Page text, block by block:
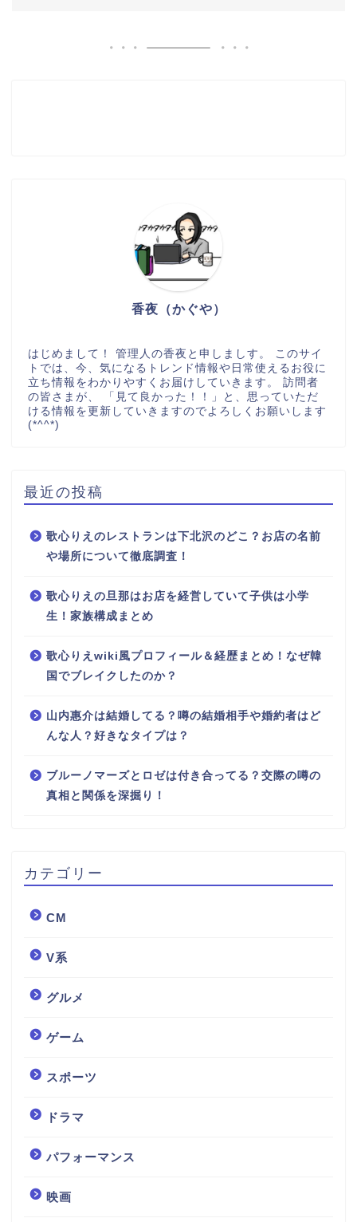
香夜（かぐや）
はじめまして！ 管理人の香夜と申しましす。 このサイ
トでは、今、気になるトレンド情報や日常使えるお役に
立ち情報をわかりやすくお届けしていきます。 訪問者
の皆さまが、 「見て良かった！！」と、思っていただ
ける情報を更新していきますのでよろしくお願いします
(*^^*)
最近の投稿
歌心りえのレストランは下北沢のどこ？お店の名前
や場所について徹底調査！
歌心りえの旦那はお店を経営していて子供は小学
生！家族構成まとめ
歌心りえwiki風プロフィール＆経歴まとめ！なぜ韓
国でブレイクしたのか？
山内惠介は結婚してる？噂の結婚相手や婚約者はど
んな人？好きなタイプは？
ブルーノマーズとロゼは付き合ってる？交際の噂の
真相と関係を深掘り！
カテゴリー
CM
V系
グルメ
ゲーム
スポーツ
ドラマ
パフォーマンス
映画